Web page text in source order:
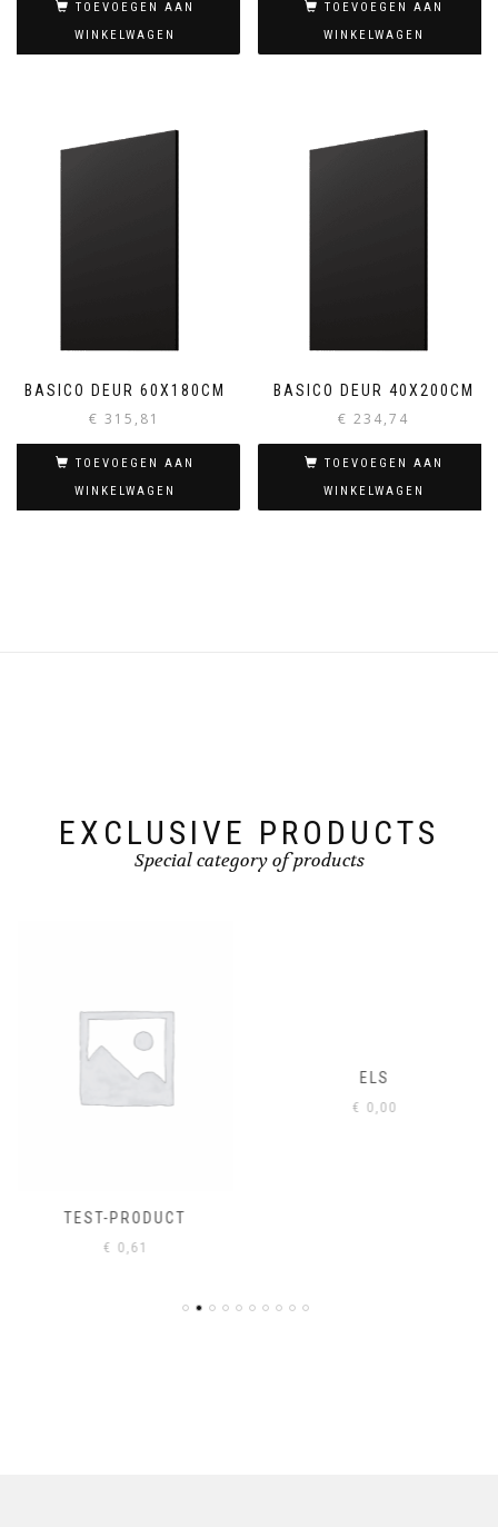
TOEVOEGEN AAN
WINKELWAGEN
TOEVOEGEN AAN
WINKELWAGEN
BASICO DEUR 60X180CM
€ 315,81
TOEVOEGEN AAN
WINKELWAGEN
BASICO DEUR 40X200CM
€ 234,74
TOEVOEGEN AAN
WINKELWAGEN
EXCLUSIVE PRODUCTS
Special category of products
TEST-PRODUCT
€ 0,61
ELS
€ 0,00